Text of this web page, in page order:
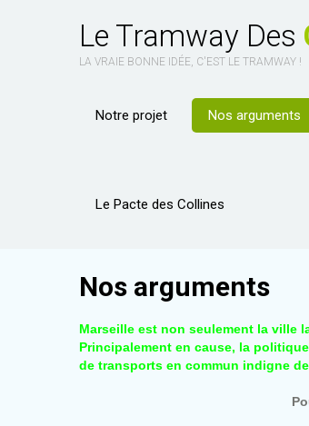
Le Tramway Des
LA VRAIE BONNE IDÉE, C'EST LE TRAMWAY !
Notre projet Nos arguments
Le Pacte des Collines
Nos arguments
Marseille est non seulement la ville
Principalement en cause, la
de transports en commun indigne